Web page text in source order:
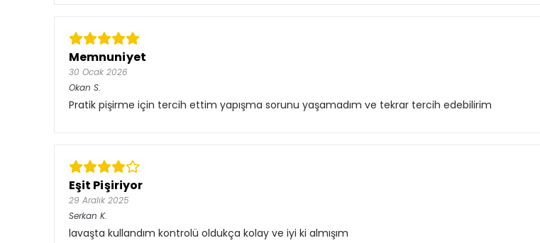
Memnuniyet
30 Ocak 2026
Okan S.
Pratik pişirme için tercih ettim yapışma sorunu yaşamadım ve tekrar tercih edebilirim
Eşit Pişiriyor
29 Aralık 2025
Serkan K.
lavaşta kullandım kontrolü oldukça kolay ve iyi ki almışım